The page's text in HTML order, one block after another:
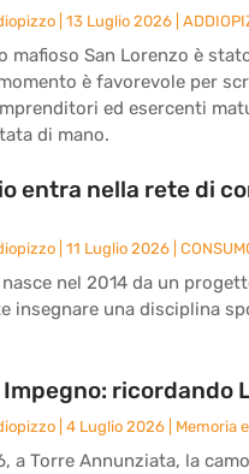
13 Luglio 2026
mafioso San Lorenzo è
è favorevole per
ed esercenti
di mano.
entra nella rete di
11 Luglio 2026
nasce nel 2014 da un
insegnare una disciplina
Impegno: ricordando
4 Luglio 2026 Memoria
a Torre Annunziata, la